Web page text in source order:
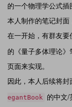
的一个物理学公式插
本人制作的笔记封面
在一开始，有群友
的《量子多体理论
页面来实现。
因此，本人后续将
egantBook 的中文/